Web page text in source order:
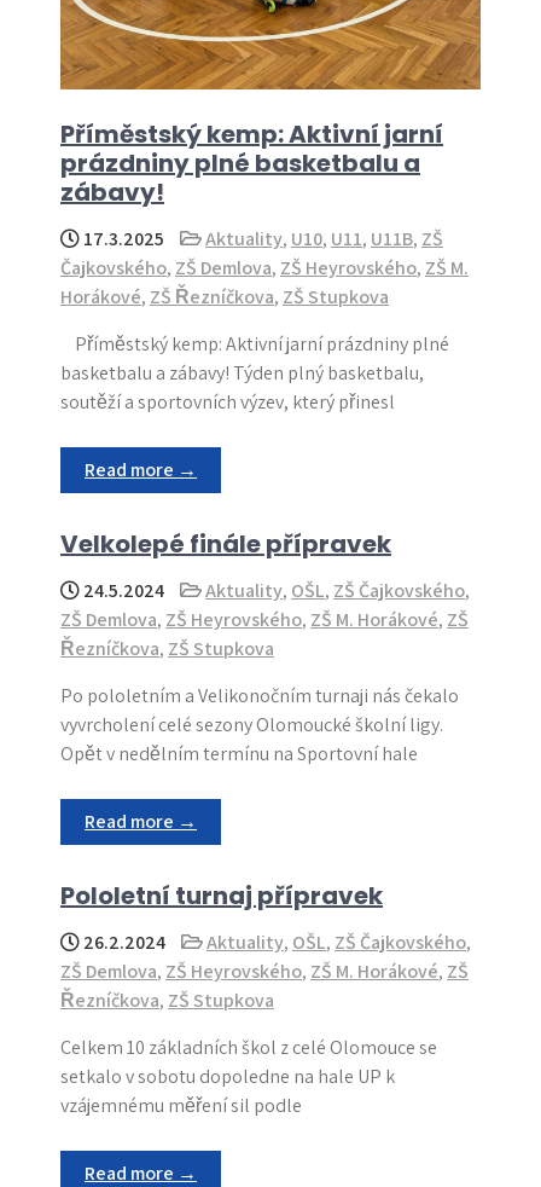
Příměstský kemp: Aktivní jarní
prázdniny plné basketbalu a
zábavy!
17.3.2025 Aktuality, U10, U11, U11B, ZŠ
Čajkovského, ZŠ Demlova, ZŠ Heyrovského, ZŠ M.
Horákové, ZŠ Řezníčkova, ZŠ Stupkova
Příměstský kemp: Aktivní jarní prázdniny plné
basketbalu a zábavy! Týden plný basketbalu,
soutěží a sportovních výzev, který přinesl
Read more →
Velkolepé finále přípravek
24.5.2024 Aktuality, OŠL, ZŠ Čajkovského,
ZŠ Demlova, ZŠ Heyrovského, ZŠ M. Horákové, ZŠ
Řezníčkova, ZŠ Stupkova
Po pololetním a Velikonočním turnaji nás čekalo
vyvrcholení celé sezony Olomoucké školní ligy.
Opět v nedělním termínu na Sportovní hale
Read more →
Pololetní turnaj přípravek
26.2.2024 Aktuality, OŠL, ZŠ Čajkovského,
ZŠ Demlova, ZŠ Heyrovského, ZŠ M. Horákové, ZŠ
Řezníčkova, ZŠ Stupkova
Celkem 10 základních škol z celé Olomouce se
setkalo v sobotu dopoledne na hale UP k
vzájemnému měření sil podle
Read more →